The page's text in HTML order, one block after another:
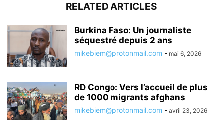
RELATED ARTICLES
Burkina Faso: Un journaliste
séquestré depuis 2 ans
mikebiem@protonmail.com - mai 6, 2026
RD Congo: Vers l’accueil de plus
de 1000 migrants afghans
mikebiem@protonmail.com - avril 23, 2026